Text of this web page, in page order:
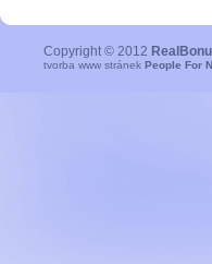
Copyright © 2012
tvorba www stránek People For